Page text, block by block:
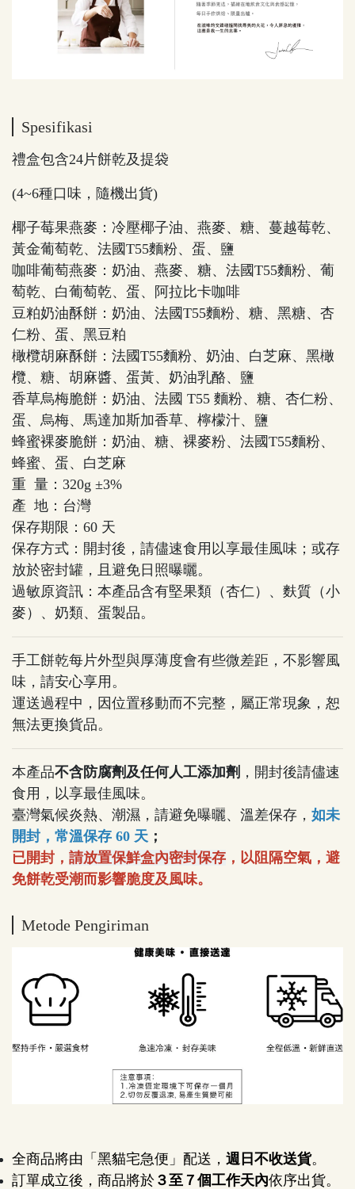
Spesifikasi
禮盒包含24片餅乾及提袋
(4~6種口味，隨機出貨)
椰子莓果燕麥：冷壓椰子油、燕麥、糖、蔓越莓乾、
黃金葡萄乾、法國T55麵粉、蛋、鹽
咖啡葡萄燕麥：奶油、燕麥、糖、法國T55麵粉、葡
萄乾、白葡萄乾、蛋、阿拉比卡咖啡
豆粕奶油酥餅：奶油、法國T55麵粉、糖、黑糖、杏
仁粉、蛋、黑豆粕
橄欖胡麻酥餅：法國T55麵粉、奶油、白芝麻、黑橄
欖、糖、胡麻醬、蛋黃、奶油乳酪、鹽
香草烏梅脆餅：奶油、法國 T55 麵粉、糖、杏仁粉、
蛋、烏梅、馬達加斯加香草、檸檬汁、鹽
蜂蜜裸麥脆餅：奶油、糖、裸麥粉、法國T55麵粉、
蜂蜜、蛋、白芝麻
重 量：320g ±3%
產 地：台灣
保存期限：60 天
保存方式：開封後，請儘速食用以享最佳風味；或存
放於密封罐，且避免日照曝曬。
過敏原資訊：本產品含有堅果類（杏仁）、麩質（小
麥）、奶類、蛋製品。
手工餅乾每片外型與厚薄度會有些微差距，不影響風
味，請安心享用。
運送過程中，因位置移動而不完整，屬正常現象，恕
無法更換貨品。
本產品不含防腐劑及任何人工添加劑 ，開封後請儘速
食用，以享最佳風味。
臺灣氣候炎熱、潮濕，請避免曝曬、溫差保存， 如未
開封，常溫保存 60 天 ；
已開封， 請放置保鮮盒內密封保存 ，以阻隔空氣，避
免餅乾受潮而影響脆度及風味。
Metode Pengiriman
全商品將由「黑貓宅急便」配送， 週日不收送貨。
訂單成立後，商品將於 ３至７個工作天內依序出貨。